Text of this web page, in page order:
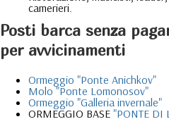
camerieri.
Posti barca senza
per avvicinamenti
Ormeggio "Ponte Anichkov"
Molo "Ponte Lomonosov"
Ormeggio "Galleria invernale"
ORMEGGIO BASE "PONTE DI